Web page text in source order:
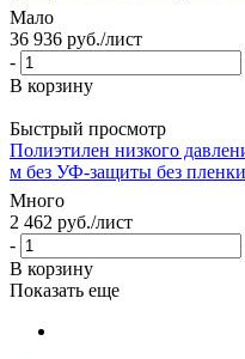
Мало
36 936 руб./лист
-
В корзину
Быстрый просмотр
Полиэтилен низкого
м без УФ-защиты без пленки
Много
2 462 руб./лист
-
В корзину
Показать еще